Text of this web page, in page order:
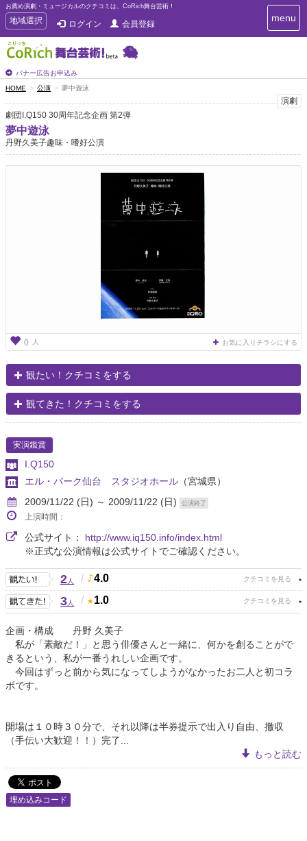
お薦め演劇・ミュージカルのクチコミは、CoRich舞台芸術！
T
o
g
g
e
n
a
v
i
g
a
地域選択 ログイン 会員登録
バナー広告お申込み
T
o
g
a
menu
HOME 公演 夢中遊泳
演劇
劇団I.Q150 30周年記念企画 第2弾
夢中遊泳
丹野久美子趣味・嗜好公演
0 人 お気に入りチラシにする
観たい！クチコミをする
観てきた！クチコミをする
実演鑑賞
I.Q150
エル・パーク仙台 スタジオホール （宮城県）
2009/11/22 (日) ～ 2009/11/22 (日)
公演終了
上演時間：
公式サイト： http://www.iq150.info/index.html
※正式な公演情報は公式サイトでご確認ください。
2人 / 4.0
3人 / 1.0
企画・構成 丹野 久美子
私が「素敵だ！」と思う俳優さんと一緒に、何かを創ることがで
きるという、私が一番うれしい企画です。
今回はずっと前から気になってしようがなかったお二人と初コラ
ボです。
開場は１０時３０分で、それ以降は半券提示で出入り自由、撤収
（手伝い大歓迎！！）完了...
もっと読む
埋め込みコード